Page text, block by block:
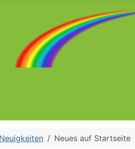
Neuigkeiten Neues auf Startseite